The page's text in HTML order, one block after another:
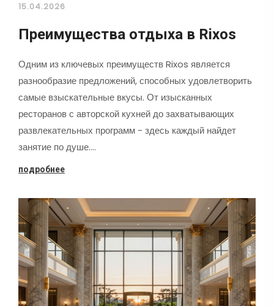
15.04.2026
Преимущества отдыха в Rixos
Одним из ключевых преимуществ Rixos является
разнообразие предложений, способных удовлетворить
самые взыскательные вкусы. От изысканных
ресторанов с авторской кухней до захватывающих
развлекательных программ - здесь каждый найдет
занятие по душе.…
подробнее